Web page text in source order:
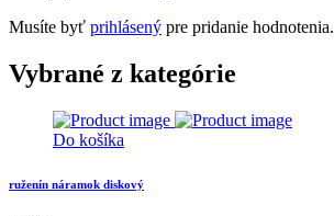
Musíte byť prihlásený pre pridanie hodnotenia.
Vybrané z kategórie
Do košíka
ruženín náramok diskový